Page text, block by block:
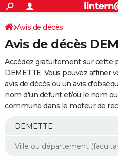
ACTUALITÉS
Politique
Société
Faits Divers
Education
Monde
Villes
+
SPORT
Coupe du monde 2026
Football
Tennis
Cyclisme
Rugby
Forum
Programme TV
TNT
Streaming
Cinéma
Sorties cinéma
Musique
+
FINANCE
Retraite
Epargne
Immobilier
Risques naturels par ville
Banque
Assurance
AUTO
Essais
Réserver un essai
Citadines
Berlines
SUV
Forum auto
+
Mobiles
Meilleur smartphone
Internet
Ordinateurs
Jeux vidéo
Guide high-tech
Aménagement intérieur
Avis de décès
Avis de décès
Accédez gratuitement sur cette
DEMETTE. Vous pouvez affiner
avis de décès ou un avis
nom d'un défunt et/ou le nom
commune dans le moteur de